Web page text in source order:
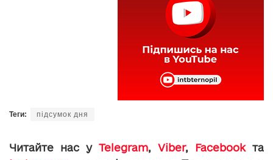
Теги: підсумок дня
Читайте нас у Telegram, Viber, Facebookта